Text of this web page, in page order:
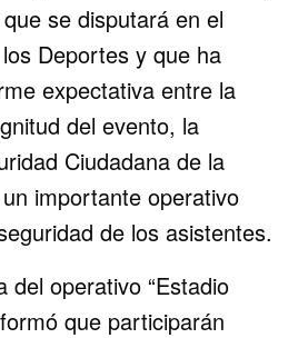
se disputará en el
Deportes y que ha
expectativa entre la
del evento, la
Ciudadana de la
importante operativo
de los asistentes.
del operativo “Estadio
que participarán